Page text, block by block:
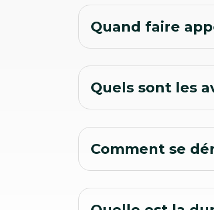
Quand faire
Quels sont les
Comment se